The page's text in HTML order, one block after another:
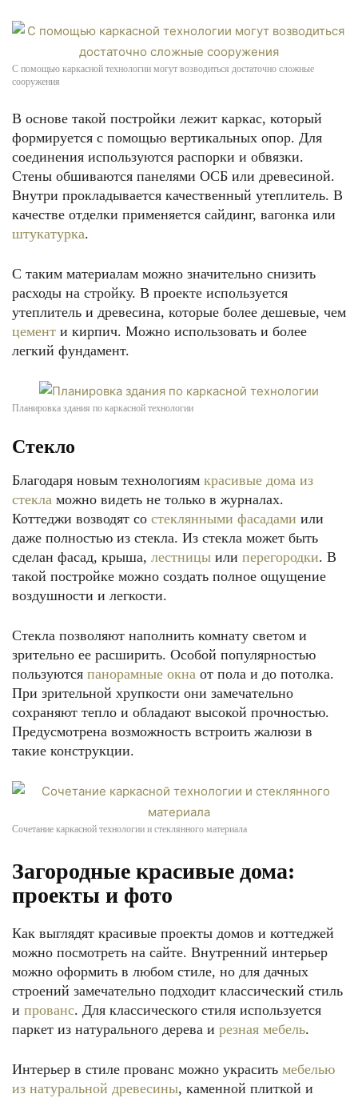
С помощью каркасной технологии могут возводиться достаточно сложные
сооружения
В основе такой постройки лежит каркас, который
формируется с помощью вертикальных опор. Для
соединения используются распорки и обвязки.
Стены обшиваются панелями ОСБ или древесиной.
Внутри прокладывается качественный утеплитель. В
качестве отделки применяется сайдинг, вагонка или
штукатурка.
С таким материалам можно значительно снизить
расходы на стройку. В проекте используется
утеплитель и древесина, которые более дешевые, чем
цемент и кирпич. Можно использовать и более
легкий фундамент.
Планировка здания по каркасной технологии
Стекло
Благодаря новым технологиям красивые дома из
стекла можно видеть не только в журналах.
Коттеджи возводят со стеклянными фасадами или
даже полностью из стекла. Из стекла может быть
сделан фасад, крыша, лестницы или перегородки. В
такой постройке можно создать полное ощущение
воздушности и легкости.
Стекла позволяют наполнить комнату светом и
зрительно ее расширить. Особой популярностью
пользуются панорамные окна от пола и до потолка.
При зрительной хрупкости они замечательно
сохраняют тепло и обладают высокой прочностью.
Предусмотрена возможность встроить жалюзи в
такие конструкции.
Сочетание каркасной технологии и стеклянного материала
Загородные красивые дома:
проекты и фото
Как выглядят красивые проекты домов и коттеджей
можно посмотреть на сайте. Внутренний интерьер
можно оформить в любом стиле, но для дачных
строений замечательно подходит классический стиль
и прованс. Для классического стиля используется
паркет из натурального дерева и резная мебель.
Интерьер в стиле прованс можно украсить мебелью
из натуральной древесины, каменной плиткой и